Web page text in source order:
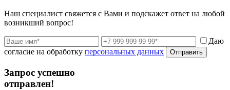
Наш специалист свяжется с Вами и подскажет ответ на любой
возникший вопрос!
Даю
согласие на обработку персональных данных Отправить
Запрос успешно
отправлен!